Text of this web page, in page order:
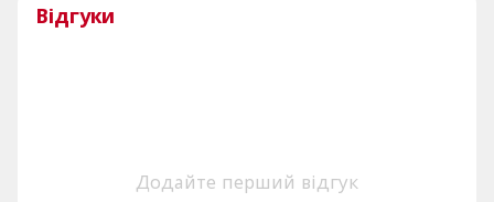
Відгуки
Додайте перший відгук